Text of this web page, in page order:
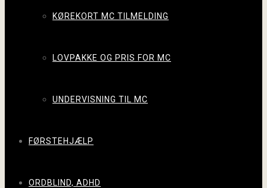
KØREKORT MC TILMELDING
LOVPAKKE OG PRIS FOR MC
UNDERVISNING TIL MC
FØRSTEHJÆLP
ORDBLIND, ADHD